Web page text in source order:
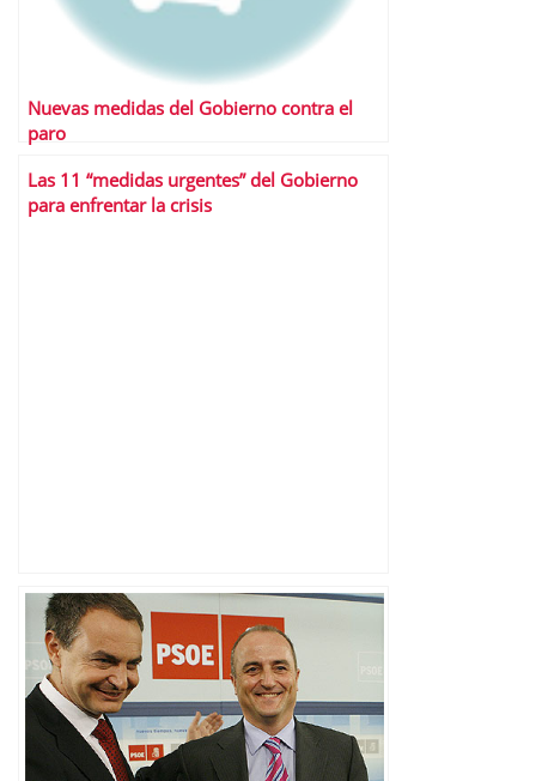
Nuevas medidas del Gobierno contra el
paro
Las 11 “medidas urgentes” del Gobierno
para enfrentar la crisis